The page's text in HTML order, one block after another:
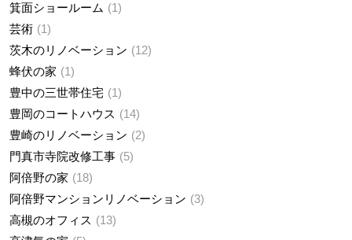
箕面ショールーム
1
芸術
1
茨木のリノベーション
12
蜂伏の家
1
豊中の三世帯住宅
1
豊岡のコートハウス
14
豊崎のリノベーション
2
門真市寺院改修工事
5
阿倍野の家
18
阿倍野マンションリノベーション
3
高槻のオフィス
13